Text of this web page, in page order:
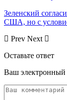
Зеленский
США, но с
Prev Next
Оставьте ответ
Ваш электронный